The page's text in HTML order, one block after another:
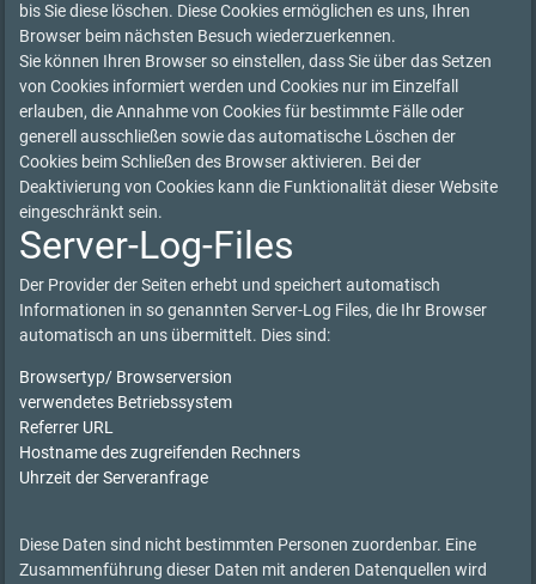
bis Sie diese löschen. Diese Cookies ermöglichen es uns, Ihren
Browser beim nächsten Besuch wiederzuerkennen.
Sie können Ihren Browser so einstellen, dass Sie über das Setzen
von Cookies informiert werden und Cookies nur im Einzelfall
erlauben, die Annahme von Cookies für bestimmte Fälle oder
generell ausschließen sowie das automatische Löschen der
Cookies beim Schließen des Browser aktivieren. Bei der
Deaktivierung von Cookies kann die Funktionalität dieser Website
eingeschränkt sein.
Server-Log-Files
Der Provider der Seiten erhebt und speichert automatisch
Informationen in so genannten Server-Log Files, die Ihr Browser
automatisch an uns übermittelt. Dies sind:
Browsertyp/ Browserversion
verwendetes Betriebssystem
Referrer URL
Hostname des zugreifenden Rechners
Uhrzeit der Serveranfrage
Diese Daten sind nicht bestimmten Personen zuordenbar. Eine
Zusammenführung dieser Daten mit anderen Datenquellen wird